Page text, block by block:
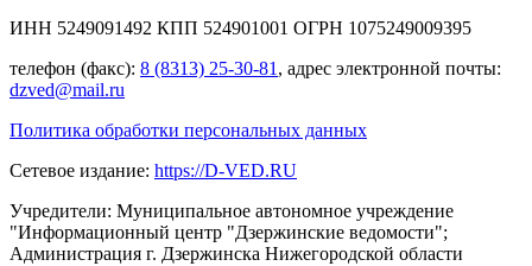
ИНН 5249091492 КПП 524901001 ОГРН 1075249009395
телефон (факс): 8 (8313) 25-30-81 , адрес электронной почты:
dzved@mail.ru
Политика обработки персональных данных
Сетевое издание: https://D-VED.RU
Учредители: Муниципальное автономное учреждение
"Информационный центр "Дзержинские ведомости";
Администрация г. Дзержинска Нижегородской области